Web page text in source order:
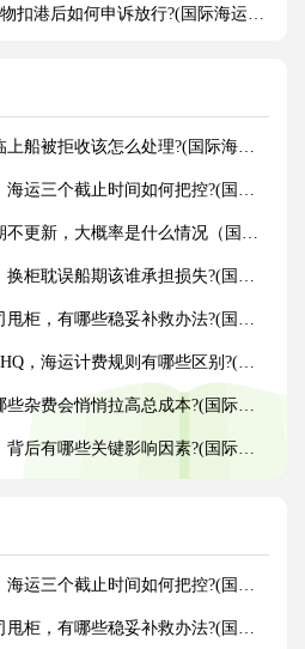
海运低申报被海关严查，货物扣港后如何申诉放行?(国际海运干货知识分享)
收该怎么处理?(国际海运干货知识分享)
止时间如何把控?(国际海运干货知识分享)
概率是什么情况（国际海运干货知识分享）
期该谁承担损失?(国际海运干货知识分享)
些稳妥补救办法?(国际海运干货知识分享)
费规则有哪些区别?(国际海运干货知识分享)
悄悄拉高总成本?(国际海运干货知识分享)
些关键影响因素?(国际海运干货知识分享)
止时间如何把控?(国际海运干货知识分享)
些稳妥补救办法?(国际海运干货知识分享)